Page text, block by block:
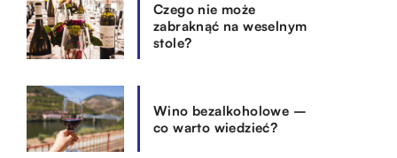
Czego nie może
zabraknąć na weselnym
stole?
Wino bezalkoholowe –
co warto wiedzieć?